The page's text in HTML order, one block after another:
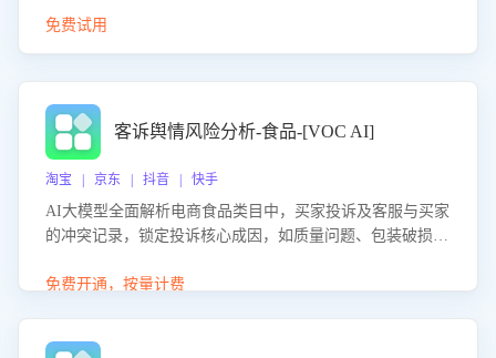
免费试用
客诉舆情风险分析-食品-[VOC AI]
淘宝 | 京东 | 抖音 | 快手
AI大模型全面解析电商食品类目中，买家投诉及客服与买家
的冲突记录，锁定投诉核心成因，如质量问题、包装破损
置差评防控，提升客户满意度。
免费开通，按量计费